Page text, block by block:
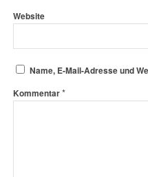
Website
Name, E-Mail-Adresse und
Kommentar*